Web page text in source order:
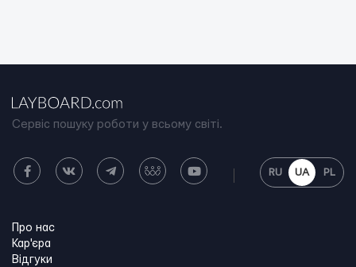
Сервіс пошуку роботи у всьому світі.
RU UA PL
Про нас
Кар'єра
Відгуки